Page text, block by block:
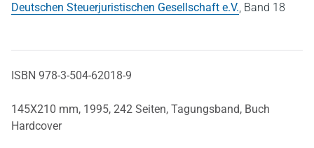
Deutschen Steuerjuristischen Gesellschaft e.V., Band 18
ISBN 978-3-504-62018-9
145X210 mm, 1995, 242 Seiten, Tagungsband, Buch
Hardcover